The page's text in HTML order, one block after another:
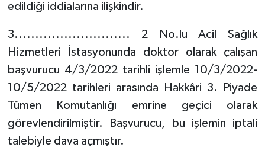
edildiği iddialarına ilişkindir.
3............................ 2 No.lu Acil Sağlık
Hizmetleri İstasyonunda doktor olarak çalışan
başvurucu 4/3/2022 tarihli işlemle 10/3/2022-
10/5/2022 tarihleri arasında Hakkâri 3. Piyade
Tümen Komutanlığı emrine geçici olarak
görevlendirilmiştir. Başvurucu, bu işlemin iptali
talebiyle dava açmıştır.